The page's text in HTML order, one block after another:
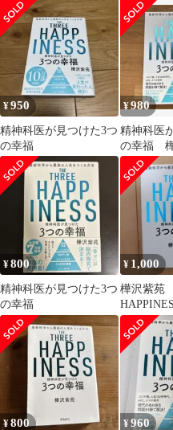
¥950
精神科医が見つけた3つ
の幸福
¥980
精神科医
の幸福
¥800
精神科医が見つけた3つ
の幸福
¥ 1,000
樺沢紫苑
が見つけ
¥800 ¥960